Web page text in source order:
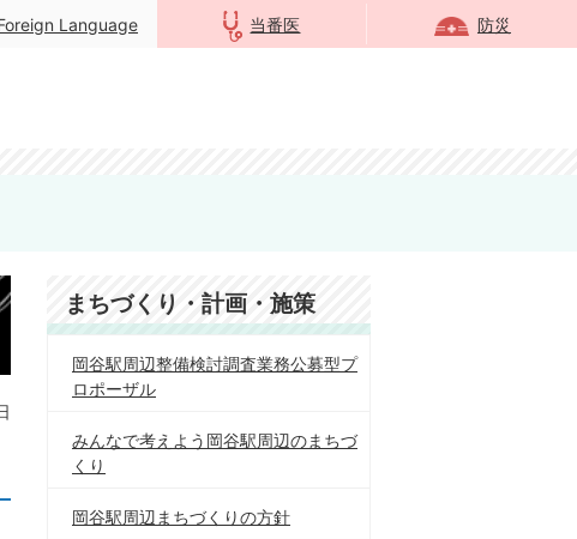
Language 当番医 防災
まちづくり・計画・施策
岡谷駅周辺整備検討調査業務公募型プ
ロポーザル
みんなで考えよう岡谷駅周辺のまちづ
くり
岡谷駅周辺まちづくりの方針